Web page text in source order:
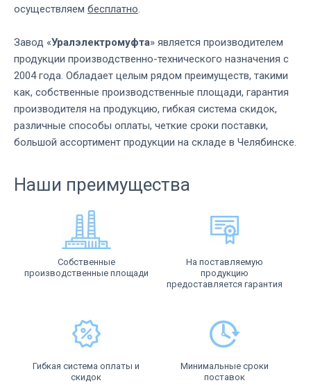
осуществляем бесплатно.
Завод «Уралэлектромуфта» является производителем
продукции производственно-технического назначения с
2004 года. Обладает целым рядом преимуществ, такими
как, собственные производственные площади, гарантия
производителя на продукцию, гибкая система скидок,
различные способы оплаты, четкие сроки поставки,
большой ассортимент продукции на складе в Челябинске.
Наши преимущества
Собственные
производственные площади
На поставляемую
продукцию
предоставляется гарантия
Гибкая система оплаты и
скидок
Минимальные сроки
поставок